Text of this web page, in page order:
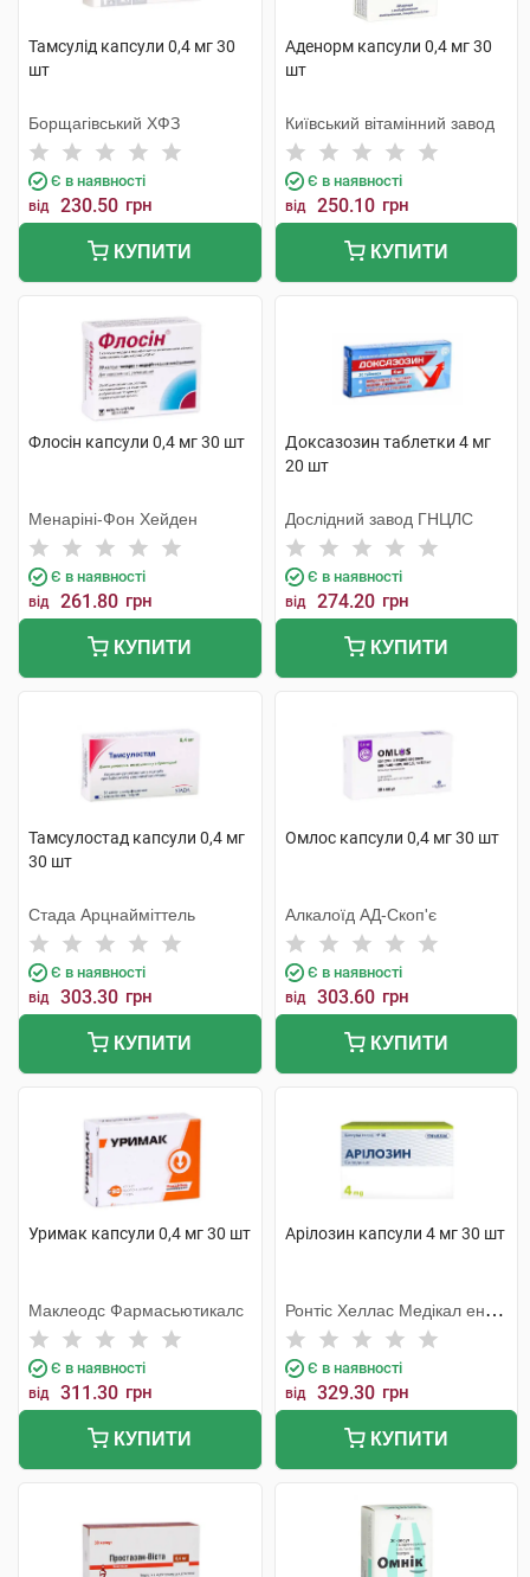
Тамсулід капсули 0,4 мг 30
шт
Борщагівський ХФЗ
Є в наявності
від 230.50 грн
КУПИТИ
Аденорм капсули 0,4 мг 30
шт
Київський вітамінний завод
Є в наявності
від 250.10 грн
КУПИТИ
Флосін капсули 0,4 мг 30 шт
Менаріні-Фон Хейден
Є в наявності
від 261.80 грн
КУПИТИ
Доксазозин таблетки 4 мг
20 шт
Дослідний завод ГНЦЛС
Є в наявності
від 274.20 грн
КУПИТИ
Тамсулостад капсули 0,4 мг
30 шт
Стада Арцнайміттель
Є в наявності
від 303.30 грн
КУПИТИ
Омлос капсули 0,4 мг 30 шт
Алкалоїд АД-Скоп'є
Є в наявності
від 303.60 грн
КУПИТИ
Уримак капсули 0,4 мг 30 шт
Маклеодс Фармасьютикалс
Є в наявності
від 311.30 грн
КУПИТИ
Арілозин капсули 4 мг 30 шт
Ронтіс Хеллас Медікал енд
Фармасьютікал Продактс
С.А.
Є в наявності
від 329.30 грн
КУПИТИ